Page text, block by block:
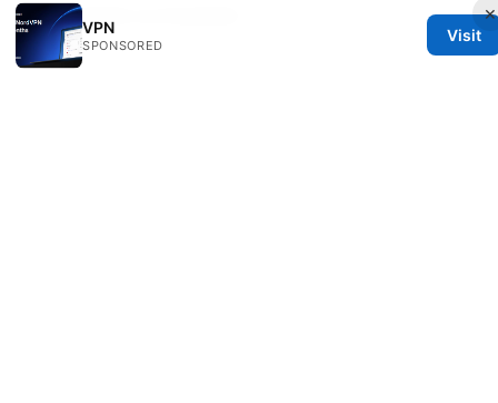
en praktijkvoorbeelden
×
VPN
SPONSORED
Visit